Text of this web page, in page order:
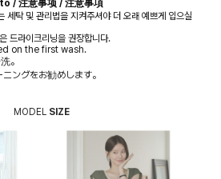
/ 注意事项 / 注意事項
세탁 및 관리법을 지켜주셔야 더 오래 예쁘게 입으실
드라이크리닝을 권장합니다.
on the first wash.
。
ングをお勧めします。
MODEL SIZE